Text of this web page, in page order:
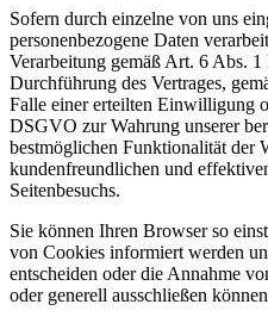
Sofern durch einzelne von uns
personenbezogene Daten
Verarbeitung gemäß Art. 6 Abs.
Durchführung des Vertrages,
Falle einer erteilten Einwilligung
DSGVO zur Wahrung unserer
bestmöglichen Funktionalität der
kundenfreundlichen und
Seitenbesuchs.
Sie können Ihren Browser so
von Cookies informiert werden
entscheiden oder die Annahme
oder generell ausschließen